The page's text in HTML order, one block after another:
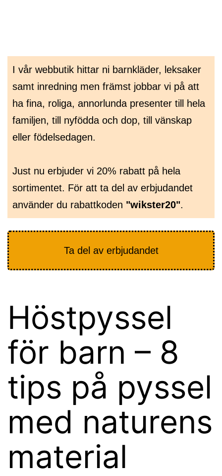
I vår webbutik hittar ni barnkläder, leksaker
samt inredning men främst jobbar vi på att
ha fina, roliga, annorlunda presenter till hela
familjen, till nyfödda och dop, till vänskap
eller födelsedagen.
Just nu erbjuder vi 20% rabatt på hela
sortimentet. För att ta del av erbjudandet
använder du rabattkoden "wikster20".
Ta del av erbjudandet
Höstpyssel
för barn – 8
tips på pyssel
med naturens
material